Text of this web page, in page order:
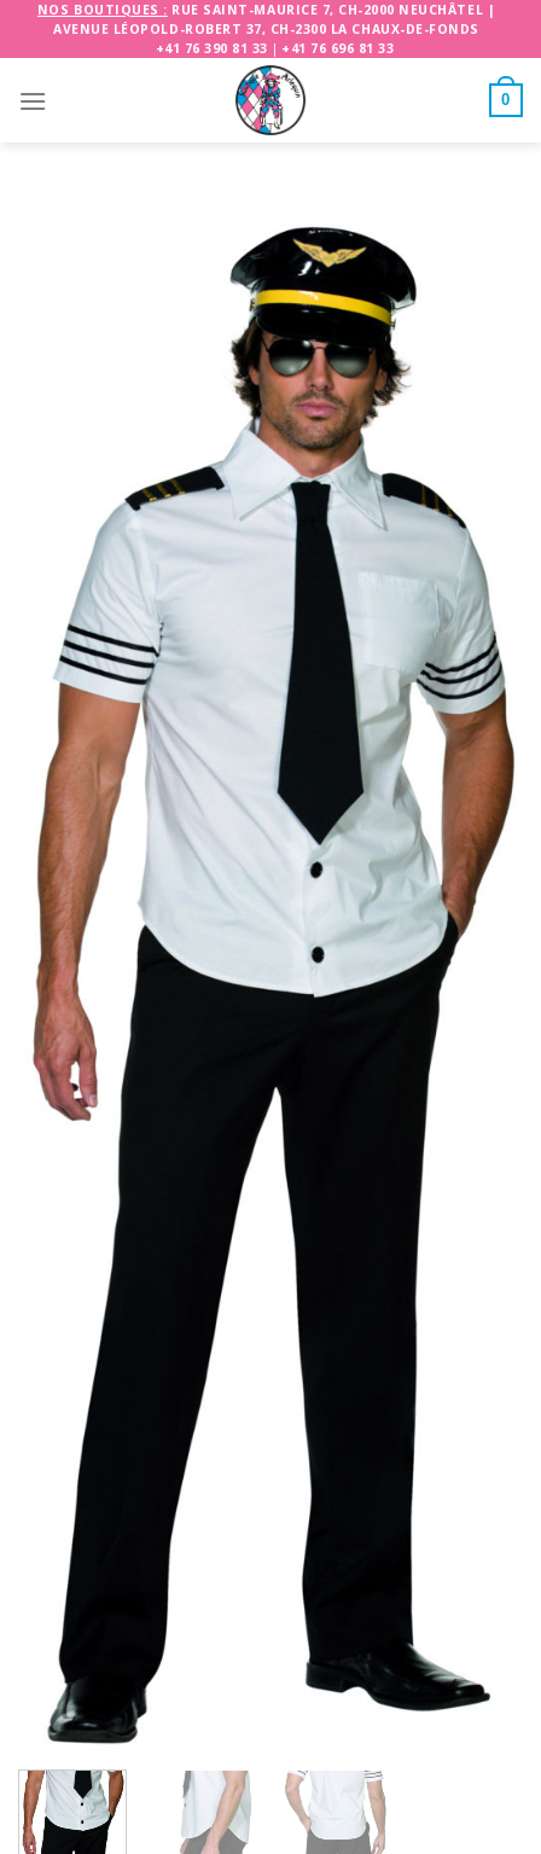
NOS BOUTIQUES : RUE SAINT-MAURICE 7, CH-2000 NEUCHÂTEL |
AVENUE LÉOPOLD-ROBERT 37, CH-2300 LA CHAUX-DE-FONDS
+41 76 390 81 33 | +41 76 696 81 33
0